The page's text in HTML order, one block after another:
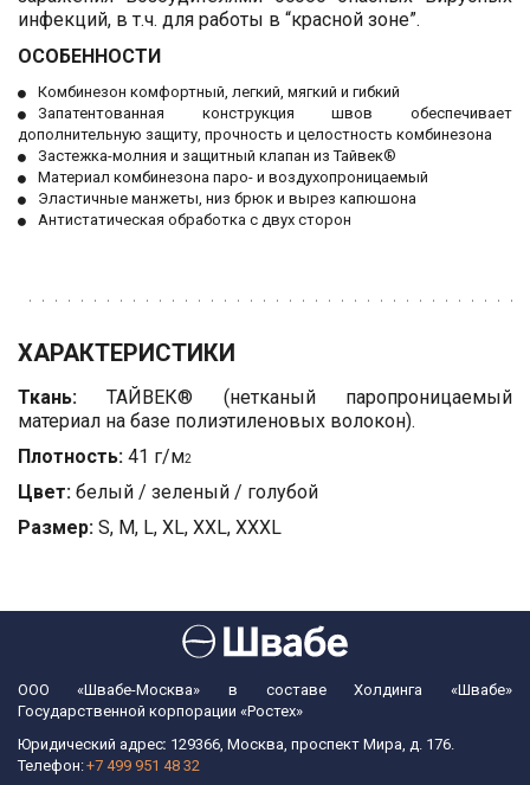
инфекций, в т.ч. для работы в “красной зоне”.
ОСОБЕННОСТИ
Комбинезон комфортный, легкий, мягкий и гибкий
Запатентованная конструкция швов обеспечивает
дополнительную защиту, прочность и целостность комбинезона
Застежка-молния и защитный клапан из Тайвек®
Материал комбинезона паро- и воздухопроницаемый
Эластичные манжеты, низ брюк и вырез капюшона
Антистатическая обработка с двух сторон
ХАРАКТЕРИСТИКИ
Ткань: ТАЙВЕК® (нетканый паропроницаемый
материал на базе полиэтиленовых волокон).
Плотность: 41 г/м2
Цвет: белый / зеленый / голубой
Размер: S, M, L, XL, XXL, XXXL
ООО «Швабе-Москва» в составе Холдинга «Швабе»
Государственной корпорации «Ростех»
Юридический адрес: 129366, Москва, проспект Мира, д. 176.
Телефон: +7 499 951 48 32